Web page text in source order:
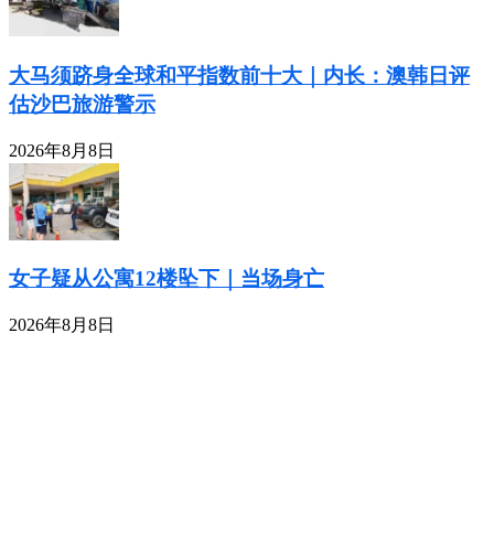
大马须跻身全球和平指数前十大｜内长：澳韩日评
估沙巴旅游警示
2026年8月8日
女子疑从公寓12楼坠下｜当场身亡
2026年8月8日